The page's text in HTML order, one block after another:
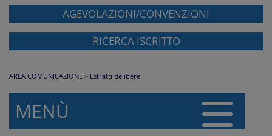
AGEVOLAZIONI/CONVENZIONI
RICERCA ISCRITTO
AREA COMUNICAZIONE > Estratti delibere
MENÙ